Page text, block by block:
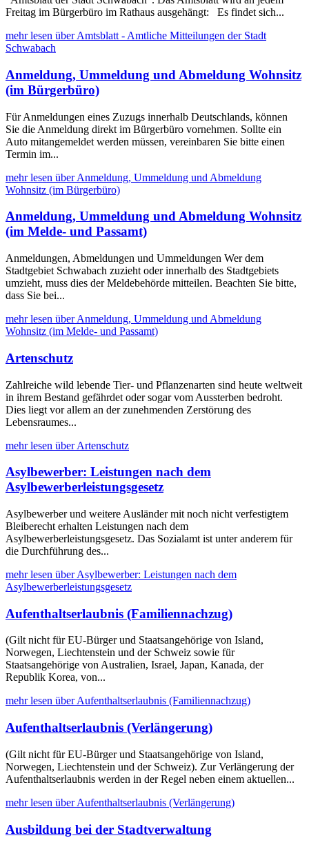
Freitag im Bürgerbüro im Rathaus ausgehängt: Es findet sich...
mehr lesen über Amtsblatt - Amtliche Mitteilungen der Stadt
Schwabach
Anmeldung, Ummeldung und Abmeldung Wohnsitz
(im Bürgerbüro)
Für Anmeldungen eines Zuzugs innerhalb Deutschlands, können
Sie die Anmeldung direkt im Bürgerbüro vornehmen. Sollte ein
Auto mitangemeldet werden müssen, vereinbaren Sie bitte einen
Termin im...
mehr lesen über Anmeldung, Ummeldung und Abmeldung
Wohnsitz (im Bürgerbüro)
Anmeldung, Ummeldung und Abmeldung Wohnsitz
(im Melde- und Passamt)
Anmeldungen, Abmeldungen und Ummeldungen Wer dem
Stadtgebiet Schwabach zuzieht oder innerhalb des Stadtgebiets
umzieht, muss dies der Meldebehörde mitteilen. Beachten Sie bitte,
dass Sie bei...
mehr lesen über Anmeldung, Ummeldung und Abmeldung
Wohnsitz (im Melde- und Passamt)
Artenschutz
Zahlreiche wild lebende Tier- und Pflanzenarten sind heute weltweit
in ihrem Bestand gefährdet oder sogar vom Aussterben bedroht.
Dies liegt vor allem an der zunehmenden Zerstörung des
Lebensraumes...
mehr lesen über Artenschutz
Asylbewerber: Leistungen nach dem
Asylbewerberleistungsgesetz
Asylbewerber und weitere Ausländer mit noch nicht verfestigtem
Bleiberecht erhalten Leistungen nach dem
Asylbewerberleistungsgesetz. Das Sozialamt ist unter anderem für
die Durchführung des...
mehr lesen über Asylbewerber: Leistungen nach dem
Asylbewerberleistungsgesetz
Aufenthaltserlaubnis (Familiennachzug)
(Gilt nicht für EU-Bürger und Staatsangehörige von Island,
Norwegen, Liechtenstein und der Schweiz sowie für
Staatsangehörige von Australien, Israel, Japan, Kanada, der
Republik Korea, von...
mehr lesen über Aufenthaltserlaubnis (Familiennachzug)
Aufenthaltserlaubnis (Verlängerung)
(Gilt nicht für EU-Bürger und Staatsangehörige von Island,
Norwegen, Liechtenstein und der Schweiz). Zur Verlängerung der
Aufenthaltserlaubnis werden in der Regel neben einem aktuellen...
mehr lesen über Aufenthaltserlaubnis (Verlängerung)
Ausbildung bei der Stadtverwaltung